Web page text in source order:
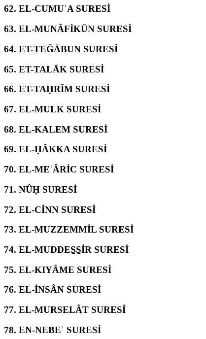
62. EL-CUMUʿA SURESİ
63. EL-MUNÂFİKŪN SURESİ
64. ET-TEĞĀBUN SURESİ
65. ET-TALĀK SURESİ
66. ET-TAḤRÎM SURESİ
67. EL-MULK SURESİ
68. EL-KALEM SURESİ
69. EL-ḤÂKKA SURESİ
70. EL-MEʿÂRİC SURESİ
71. NÛḤ SURESİ
72. EL-CİNN SURESİ
73. EL-MUZZEMMİL SURESİ
74. EL-MUDDES̱S̱İR SURESİ
75. EL-KIYÂME SURESİ
76. EL-İNSÂN SURESİ
77. EL-MURSELÂT SURESİ
78. EN-NEBEʾ SURESİ